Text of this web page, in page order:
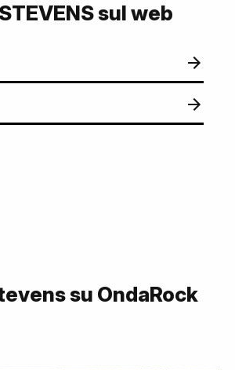
sul web
su OndaRock